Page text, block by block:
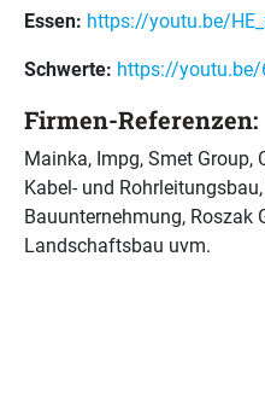
Essen: https://youtu.be/
Schwerte: https://youtu.be/
Firmen-Referenzen:
Mainka, Impg, Smet Group,
Kabel- und
Bauunternehmung, Roszak
Landschaftsbau uvm.